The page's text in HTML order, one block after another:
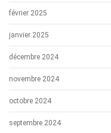
février 2025
janvier 2025
décembre 2024
novembre 2024
octobre 2024
septembre 2024